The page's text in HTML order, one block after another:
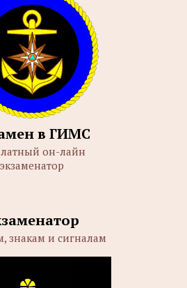
в ГИМС
он-лайн
экзаменатор
знакам и сигналам